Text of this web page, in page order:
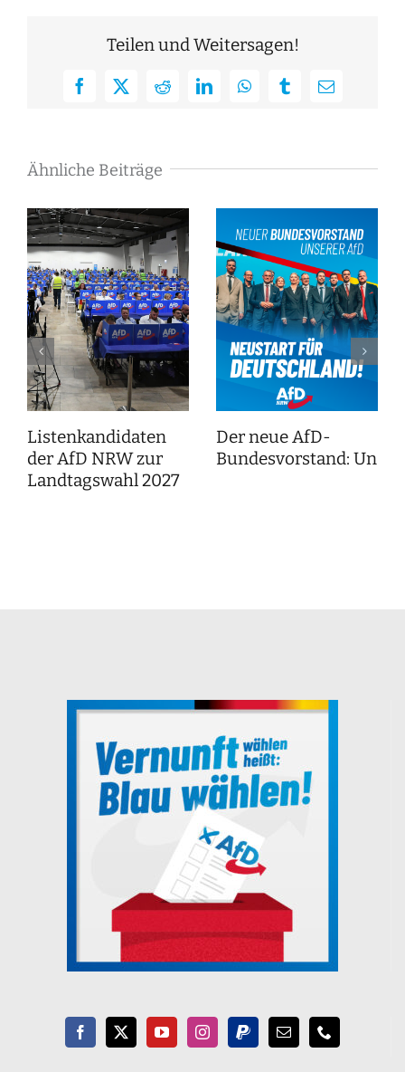
Teilen und Weitersagen!
Facebook
X RedditLinkedInWhatsAppTumblrE-
Ähnliche Beiträge
Listenkandidaten
der AfD NRW zur
Landtagswahl 2027
Der neue AfD-
Bundesvorstand: